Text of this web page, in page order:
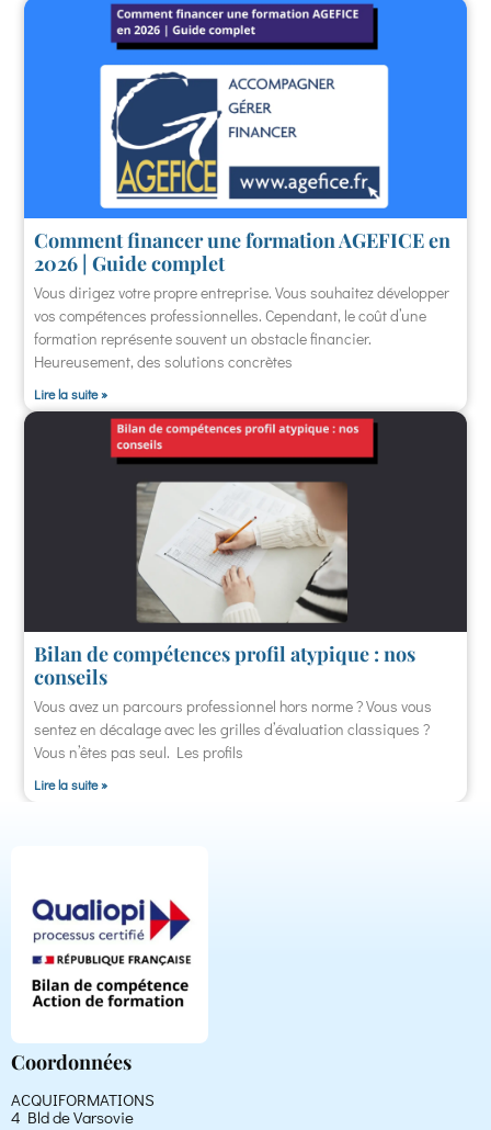
Comment financer une formation AGEFICE en
2026 | Guide complet
Vous dirigez votre propre entreprise. Vous souhaitez développer
vos compétences professionnelles. Cependant, le coût d’une
formation représente souvent un obstacle financier.
Heureusement, des solutions concrètes
Lire la suite »
Bilan de compétences profil atypique : nos
conseils
Vous avez un parcours professionnel hors norme ? Vous vous
sentez en décalage avec les grilles d’évaluation classiques ?
Vous n’êtes pas seul. Les profils
Lire la suite »
Coordonnées
ACQUIFORMATIONS
4 Bld de Varsovie